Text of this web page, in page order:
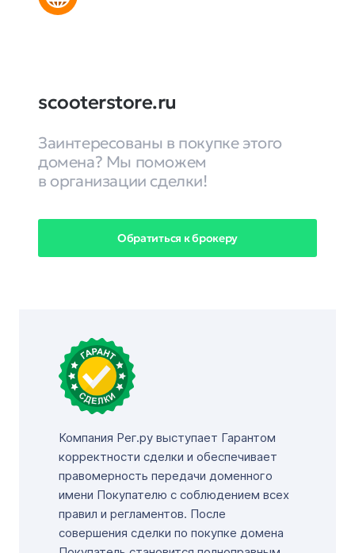
scooterstore.ru
Заинтересованы в покупке этого
домена? Мы поможем
в организации сделки!
Обратиться к брокеру
Компания Рег.ру выступает Гарантом
корректности сделки и обеспечивает
правомерность передачи доменного
имени Покупателю с соблюдением всех
правил и регламентов. После
совершения сделки по покупке домена